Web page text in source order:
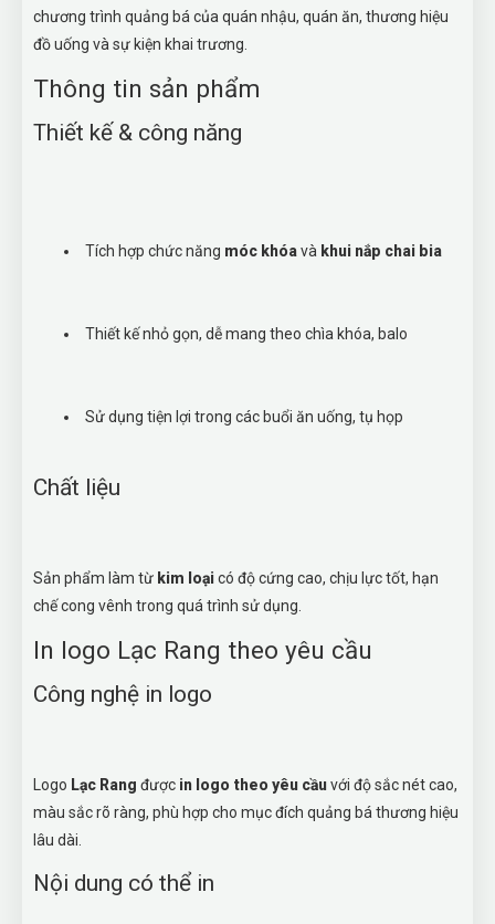
chương trình quảng bá của quán nhậu, quán ăn, thương hiệu
đồ uống và sự kiện khai trương.
Thông tin sản phẩm
Thiết kế & công năng
Tích hợp chức năng móc khóavà khui nắp chai bia
Thiết kế nhỏ gọn, dễ mang theo chìa khóa, balo
Sử dụng tiện lợi trong các buổi ăn uống, tụ họp
Chất liệu
Sản phẩm làm từ kim loạicó độ cứng cao, chịu lực tốt, hạn
chế cong vênh trong quá trình sử dụng.
In logo Lạc Rang theo yêu cầu
Công nghệ in logo
Logo Lạc Rang được in logo theo yêu cầuvới độ sắc nét cao,
màu sắc rõ ràng, phù hợp cho mục đích quảng bá thương hiệu
lâu dài.
Nội dung có thể in